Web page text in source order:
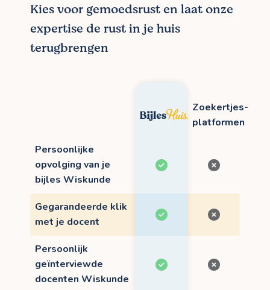
Kies voor gemoedsrust en laat onze
expertise de rust in je huis
terugbrengen
Zoekertjes-
platformen
Persoonlijke
opvolging van je
bijles Wiskunde
Gegarandeerde klik
met je docent
Persoonlijk
geïnterviewde
docenten Wiskunde